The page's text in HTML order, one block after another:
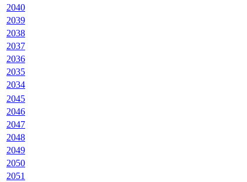
2040
2039
2038
2037
2036
2035
2034
2045
2046
2047
2048
2049
2050
2051